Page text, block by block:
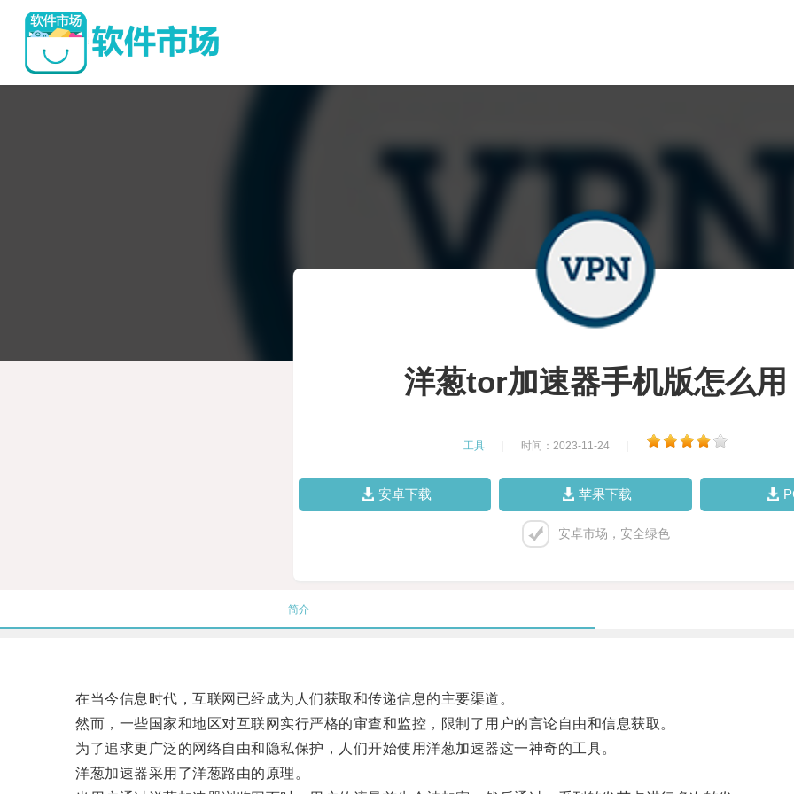
洋葱tor加速器手机版怎么用
工具 时间：2023-11-24
安卓下载 苹果下载
安卓市场，安全绿色
简介
在当今信息时代，互联网已经成为人们获取和传递信息的主要渠道。
然而，一些国家和地区对互联网实行严格的审查和监控，限制了用户的言论自由和信息获取。
为了追求更广泛的网络自由和隐私保护，人们开始使用洋葱加速器这一神奇的工具。
洋葱加速器采用了洋葱路由的原理。